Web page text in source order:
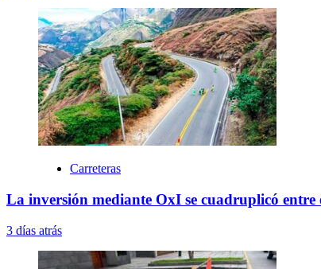
Carreteras
La inversión mediante OxI se cuadruplicó entre
3 días atrás